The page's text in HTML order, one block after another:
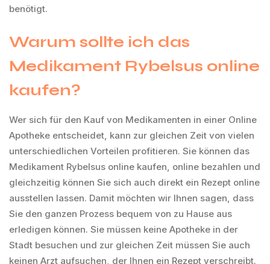
benötigt.
Warum sollte ich das
Medikament Rybelsus online
kaufen?
Wer sich für den Kauf von Medikamenten in einer Online
Apotheke entscheidet, kann zur gleichen Zeit von vielen
unterschiedlichen Vorteilen profitieren. Sie können das
Medikament Rybelsus online kaufen, online bezahlen und
gleichzeitig können Sie sich auch direkt ein Rezept online
ausstellen lassen. Damit möchten wir Ihnen sagen, dass
Sie den ganzen Prozess bequem von zu Hause aus
erledigen können. Sie müssen keine Apotheke in der
Stadt besuchen und zur gleichen Zeit müssen Sie auch
keinen Arzt aufsuchen, der Ihnen ein Rezept verschreibt.